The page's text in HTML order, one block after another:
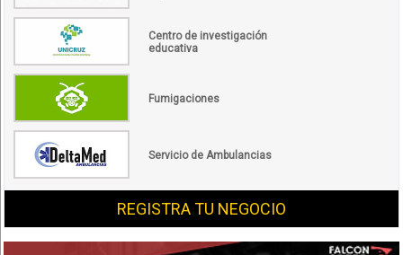
Centro de investigación
educativa
Fumigaciones
Servicio de Ambulancias
REGISTRA TU NEGOCIO